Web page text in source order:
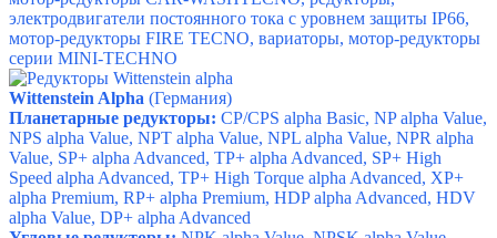
электродвигатели постоянного тока с уровнем защиты IP66,
мотор-редукторы FIRE TECNO, вариаторы, мотор-редукторы
серии MINI-TECHNO
Wittenstein Alpha (Германия)
Планетарные редукторы: CP/CPS alpha Basic, NP alpha Value,
NPS alpha Value, NPT alpha Value, NPL alpha Value, NPR alpha
Value, SP+ alpha Advanced, TP+ alpha Advanced, SP+ High
Speed alpha Advanced, TP+ High Torque alpha Advanced, XP+
alpha Premium, RP+ alpha Premium, HDP alpha Advanced, HDV
alpha Value, DP+ alpha Advanced